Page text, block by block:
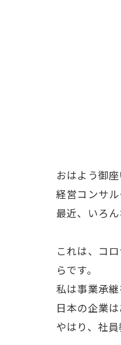
おはよう御座
経営コンサ
最近、いろ
これは、コ
らです。
私は事業承
日本の企業
やはり、社